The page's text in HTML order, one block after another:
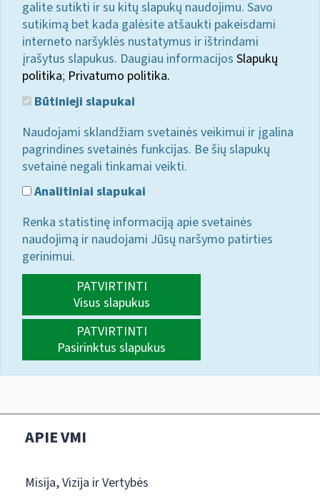
galite sutikti ir su kitų slapukų naudojimu. Savo
sutikimą bet kada galėsite atšaukti pakeisdami
interneto naršyklės nustatymus ir ištrindami
įrašytus slapukus. Daugiau informacijos Slapukų
politika; Privatumo politika.
Būtinieji slapukai
Naudojami sklandžiam svetainės veikimui ir įgalina
pagrindines svetainės funkcijas. Be šių slapukų
svetainė negali tinkamai veikti.
Analitiniai slapukai
Renka statistinę informaciją apie svetainės
naudojimą ir naudojami Jūsų naršymo patirties
gerinimui.
PATVIRTINTI
Visus slapukus
PATVIRTINTI
Pasirinktus slapukus
APIE VMI
Misija, Vizija ir Vertybės